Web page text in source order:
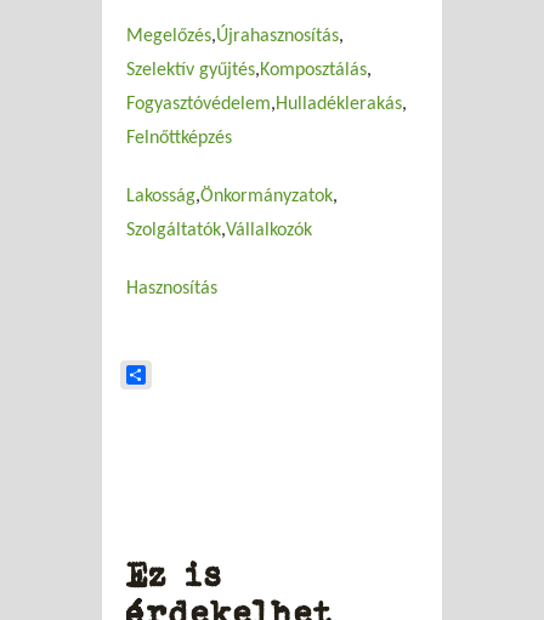
Megelőzés Újrahasznosítás
Szelektív gyűjtés Komposztálás
Fogyasztóvédelem Hulladéklerakás
Felnőttképzés
Lakosság Önkormányzatok
Szolgáltatók Vállalkozók
Hasznosítás
Ez is